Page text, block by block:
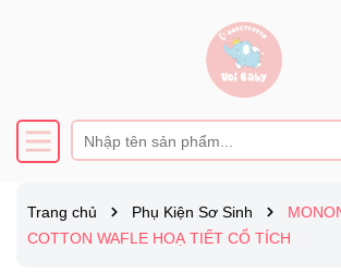
Trang chủ Phụ Kiện Sơ Sinh
COTTON WAFLE HOẠ TIẾT CỔ TÍCH